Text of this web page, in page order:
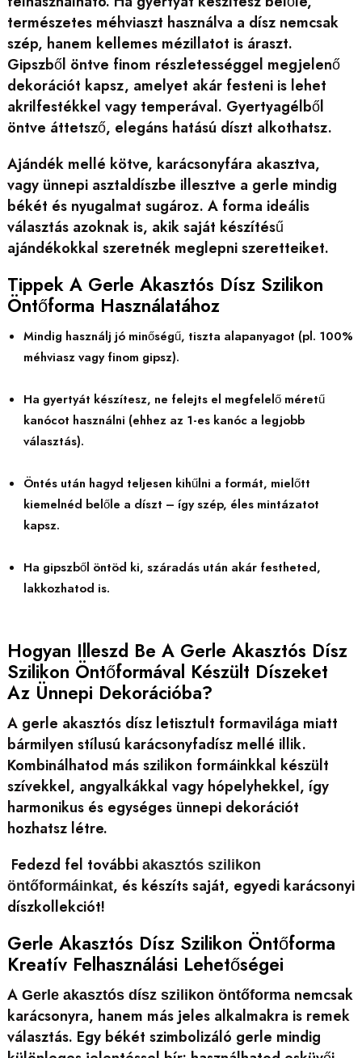
természetes méhviaszt használva a dísz nemcsak
szép, hanem kellemes mézillatot is áraszt.
Gipszből öntve finom részletességgel megjelenő
dekorációt kapsz, amelyet akár festeni is lehet
akrilfestékkel vagy temperával. Gyertyagélből
öntve áttetsző, elegáns hatású díszt alkothatsz.
Ajándék mellé kötve, karácsonyfára akasztva,
vagy ünnepi asztaldíszbe illesztve a gerle mindig
békét és nyugalmat sugároz. A forma ideális
választás azoknak is, akik saját készítésű
ajándékokkal szeretnék meglepni szeretteiket.
Tippek A Gerle Akasztós Dísz Szilikon
Öntőforma Használatához
Mindig használj jó minőségű, tiszta alapanyagot (pl. 100%
méhviasz vagy finom gipsz).
Ha gyertyát készítesz, ne felejts el megfelelő méretű
kanócot használni (ehhez az 1-es kanóc a legjobb
választás).
Öntés után hagyd teljesen kihűlni a formát, mielőtt
kiemelnéd belőle a díszt – így szép, éles mintázatot
kapsz.
Ha gipszből öntöd ki, száradás után akár festheted,
lakkozhatod is.
Hogyan Illeszd Be A Gerle Akasztós Dísz
Szilikon Öntőformával Készült Díszeket
Az Ünnepi Dekorációba?
A gerle akasztós dísz letisztult formavilága miatt
bármilyen stílusú karácsonyfadísz mellé illik.
Kombinálhatod más szilikon formáinkkal készült
szívekkel, angyalkákkal vagy hópelyhekkel, így
harmonikus és egységes ünnepi dekorációt
hozhatsz létre.
Fedezd fel további akasztós szilikon
öntőformáinkat, és készíts saját, egyedi karácsonyi
díszkollekciót!
Gerle Akasztós Dísz Szilikon Öntőforma
Kreatív Felhasználási Lehetőségei
A Gerle akasztós dísz szilikon öntőformanemcsak
karácsonyra, hanem más jeles alkalmakra is remek
választás. Egy békét szimbolizáló gerle mindig